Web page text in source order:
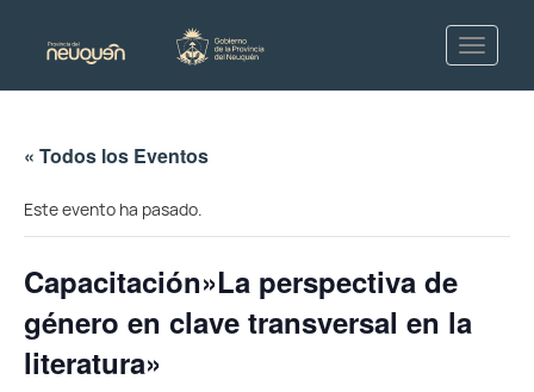
« Todos los Eventos
Este evento ha pasado.
Capacitación»La perspectiva de
género en clave transversal en la
literatura»